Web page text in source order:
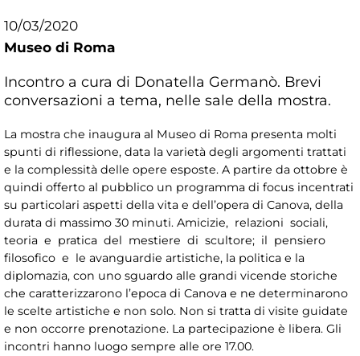
10/03/2020
Museo di Roma
Incontro a cura di Donatella Germanò. Brevi
conversazioni a tema, nelle sale della mostra.
La mostra che inaugura al Museo di Roma presenta molti
spunti di riflessione, data la varietà degli argomenti trattati
e la complessità delle opere esposte. A partire da ottobre è
quindi offerto al pubblico un programma di focus incentrati
su particolari aspetti della vita e dell’opera di Canova, della
durata di massimo 30 minuti. Amicizie, relazioni sociali,
teoria e pratica del mestiere di scultore; il pensiero
filosofico e le avanguardie artistiche, la politica e la
diplomazia, con uno sguardo alle grandi vicende storiche
che caratterizzarono l’epoca di Canova e ne determinarono
le scelte artistiche e non solo. Non si tratta di visite guidate
e non occorre prenotazione. La partecipazione è libera. Gli
incontri hanno luogo sempre alle ore 17.00.